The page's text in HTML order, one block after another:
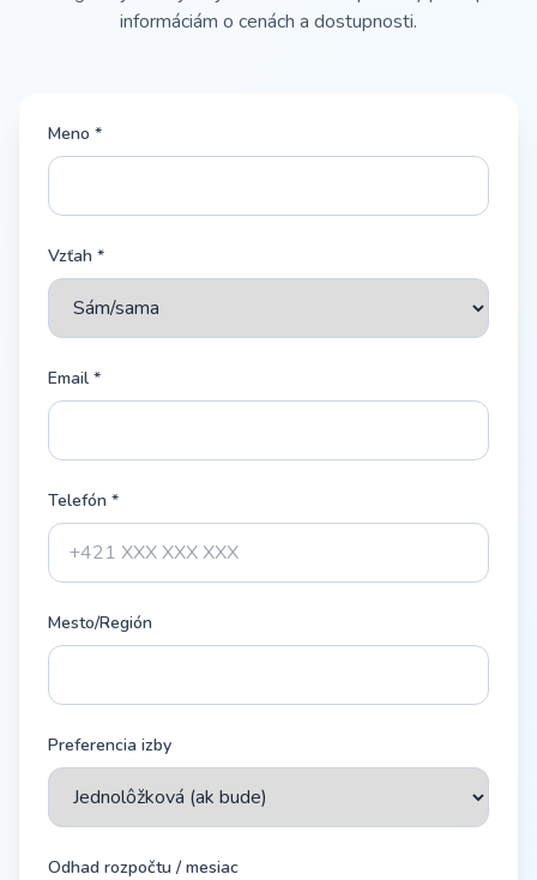
informáciám o cenách a dostupnosti.
Meno *
Vzťah *
Email *
Telefón *
Mesto/Región
Preferencia izby
Odhad rozpočtu / mesiac